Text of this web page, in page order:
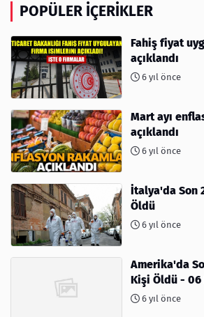
POPÜLER İÇERIKLER
Fahiş fiyat
açıklandı
6 yıl önce
Mart ayı
açıklandı
6 yıl önce
İtalya'da Son
Öldü
6 yıl önce
Amerika'da
Kişi Öldü - 06
6 yıl önce